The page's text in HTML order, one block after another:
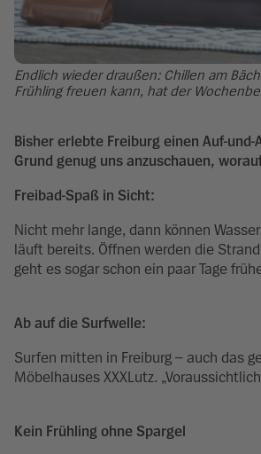
Endlich wieder draußen: Chillen am
Frühling freuen kann, hat der
Bisher erlebte Freiburg einen Auf-
Grund genug uns anzuschauen,
Freibad-Spaß in Sicht:
Nicht mehr lange, dann können
läuft bereits. Öffnen werden die
geht es sogar schon ein paar Tage
Ab auf die Surfwelle:
Surfen mitten in Freiburg – auch das
Möbelhauses XXXLutz.
Kein Frühling ohne Spargel